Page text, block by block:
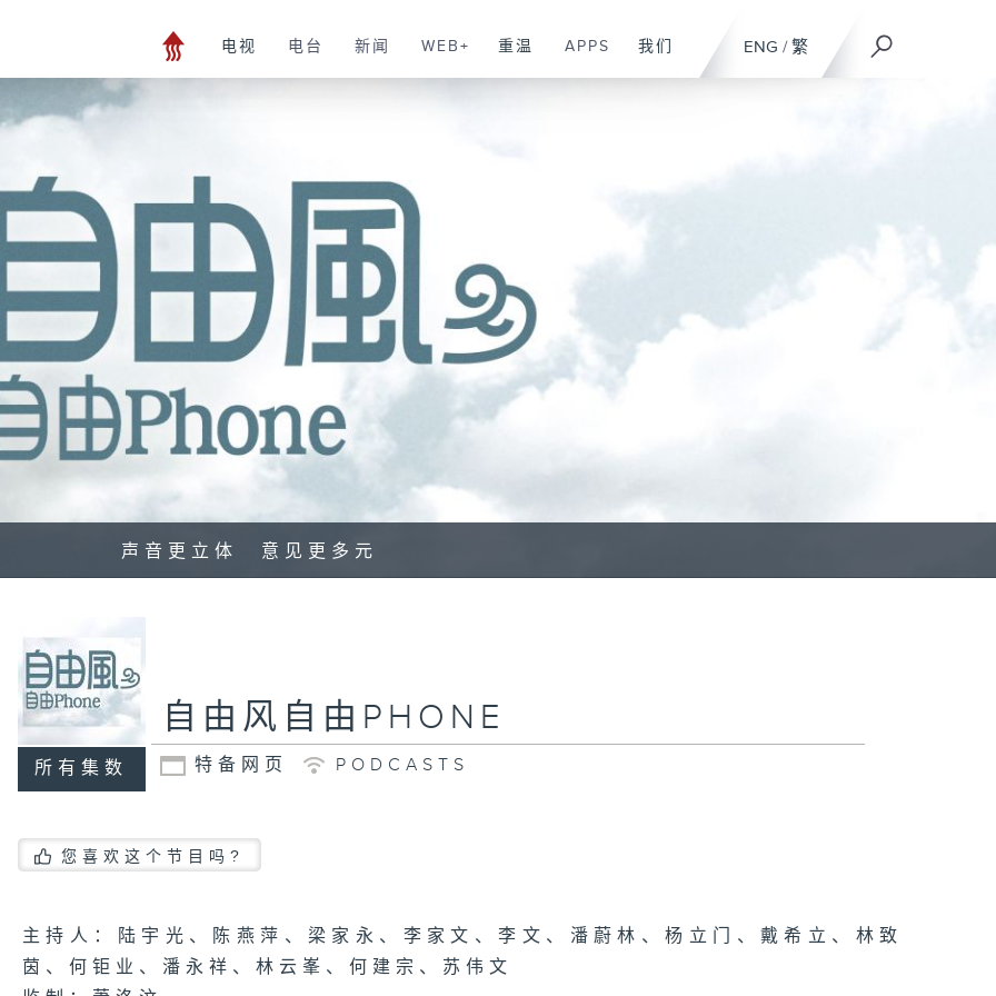
ENG / 繁
电视 电台 新闻 WEB+ 重温 APPS 我们
声音更立体 意见更多元
所有集数
自由风自由PHONE
特备网页 PODCASTS
您喜欢这个节目吗?
主持人：陆宇光、陈燕萍、梁家永、李家文、李文、潘蔚林、杨立门、戴希立、林致
茵、何钜业、潘永祥、林云峯、何建宗、苏伟文